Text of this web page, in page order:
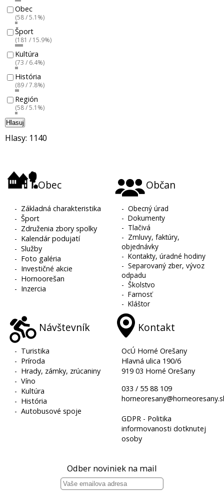
Obec
(58 / 5.1%)
Šport
(181 / 15.9%)
Kultúra
(73 / 6.4%)
História
(89 / 7.8%)
Región
(58 / 5.1%)
Hlasuj
Hlasy: 1140
Obec
- Základná charakteristika
-Šport
- Združenia zbory spolky
- Kalendár podujatí
-Služby
- Foto galéria
- Investičné akcie
- Hornoorešan
- Inzercia
Občan
-Obecný úrad
-Dokumenty
- Tlačivá
- Zmluvy, faktúry,
objednávky
-Kontakty, úradné hodiny
-Separovaný zber, vývoz
odpadu
-Školstvo
-Farnosť
-Kláštor
Návštevník
- Turistika
- Príroda
- Hrady, zámky, zrúcaniny
-Víno
- Kultúra
- História
-Autobusové spoje
Kontakt
OcÚ Horné Orešany
Hlavná ulica 190/6
919 03 Horné Orešany
033 / 55 88 109
GDPR - Politika
informovanosti dotknutej
osoby
Odber noviniek na mail